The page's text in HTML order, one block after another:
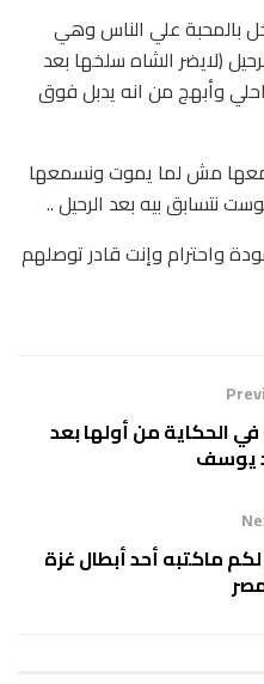
بالمحبة علي الناس وهي
(لايضر الشاه سلخها بعد
وأبهج من انه يدبل فوق
مش لما يموت ونسمعها
نتسابق بيه بعد الرحيل ..
واحترام وإنت قادر توصلهم
الحكاية من أولها بعد
يوسف
ماكتبه أحد أبطال غزة